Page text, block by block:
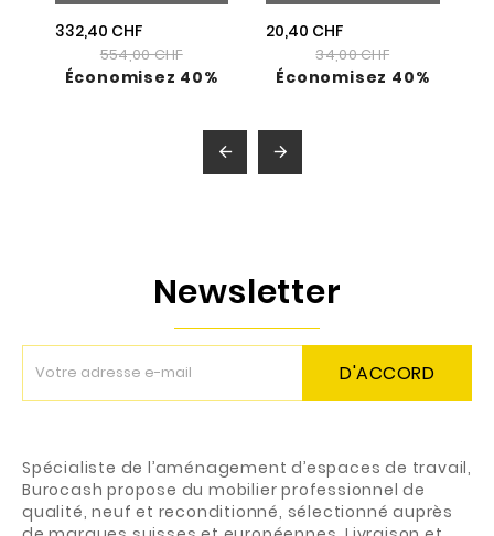
332,40 CHF
554,00 CHF
Économisez 40%
20,40 CHF
34,00 CHF
Économisez 40%
 
Newsletter
D'ACCORD
Spécialiste de l’aménagement d’espaces de travail,
Burocash propose du mobilier professionnel de
qualité, neuf et reconditionné, sélectionné auprès